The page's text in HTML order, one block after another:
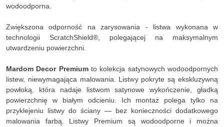
wodoodporna.
Zwiększona odporność na zarysowania - listwa wykonana w
technologii ScratchShield®, polegającej na maksymalnym
utwardzeniu powierzchni.
Mardom Decor Premiumto kolekcja satynowych wodoodpornych
listew, niewymagająca malowania. Listwy pokryte są ekskluzywną
powłoką, która nadaje listwom satynowe wykończenie, gładką
powierzchnię w białym odcieniu. Ich montaż polega tylko na
przyklejeniu listwy do ściany — bez konieczności dodatkowego
malowania farbą. Listwy Premium są wodoodporne i można